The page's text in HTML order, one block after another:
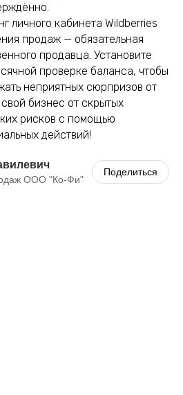
личного кабинета Wildberries
продаж — обязательная
продавца. Установите
проверке баланса, чтобы
неприятных сюрпризов от
бизнес от скрытых
рисков с помощью
действий!
ООО "Ко-Фи"
Поделиться